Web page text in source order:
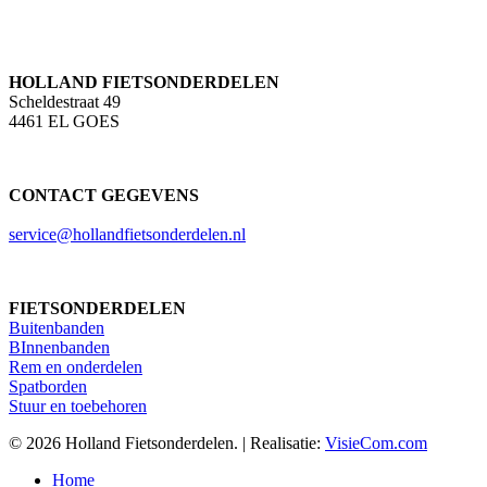
HOLLAND FIETSONDERDELEN
Scheldestraat 49
4461 EL GOES
CONTACT GEGEVENS
service@hollandfietsonderdelen.nl
FIETSONDERDELEN
Buitenbanden
BInnenbanden
Rem en onderdelen
Spatborden
Stuur en toebehoren
© 2026 Holland Fietsonderdelen. | Realisatie: VisieCom.com
Close
Home